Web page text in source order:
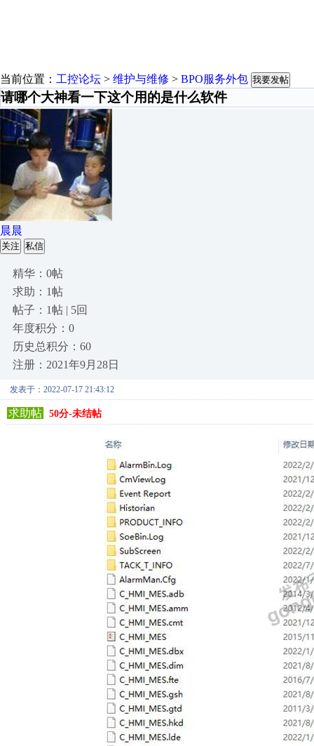
当前位置： 工控论坛 > 维护与维修 > BPO服务外包 我要发帖
请哪个大神看一下这个用的是什么软件
晨晨
关注 私信
精华：0帖
求助：1帖
帖子：1帖 | 5回
年度积分：0
历史总积分：60
注册：2021年9月28日
发表于：2022-07-17 21:43:12
求助帖 50分-未结帖